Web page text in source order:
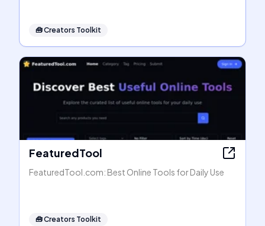
🧰Creators Toolkit
FeaturedTool
FeaturedTool.com: Best Online Tools for Daily Use
🧰Creators Toolkit